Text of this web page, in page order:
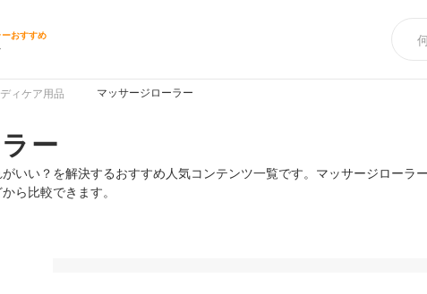
おすすめ
ィケア用品 マッサージローラー
ー
いい？を解決するおすすめ人気コンテンツ一覧です。マッサージローラ
ら比較できます。